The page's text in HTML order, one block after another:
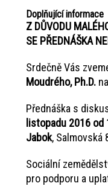
Doplňující informace
Z DŮVODU
SE PŘEDNÁŠKA
Srdečně Vás
Moudrého, Ph.D.
Přednáška s
listopadu 2016 od
Jabok, Salmovská
Sociální
pro podporu a